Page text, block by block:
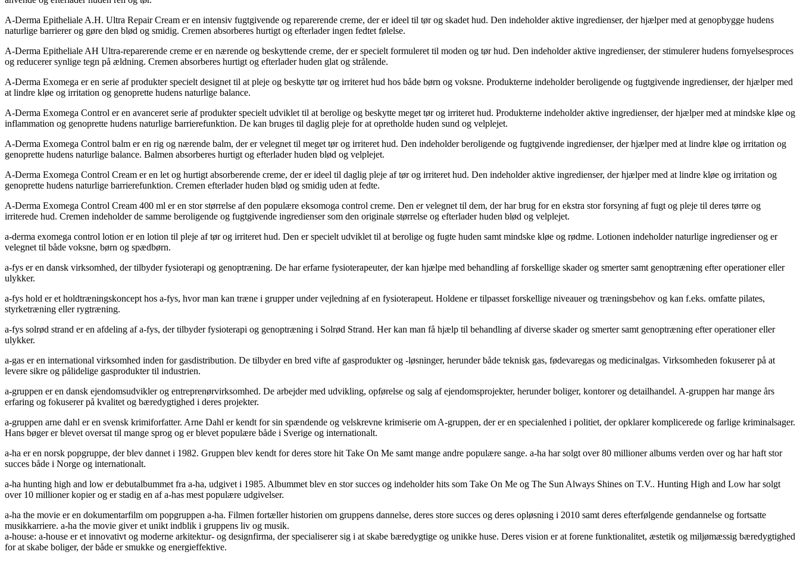
A-Derma Epitheliale A.H. Ultra Repair Cream er en intensiv fugtgivende og reparerende creme, der er ideel til tør og skadet hud. Den indeholder aktive ingredienser, der hjælper med at genopbygge hudens
naturlige barrierer og gøre den blød og smidig. Cremen absorberes hurtigt og efterlader ingen fedtet følelse.
A-Derma Epitheliale AH Ultra-reparerende creme er en nærende og beskyttende creme, der er specielt formuleret til moden og tør hud. Den indeholder aktive ingredienser, der stimulerer hudens fornyelsesproces
og reducerer synlige tegn på ældning. Cremen absorberes hurtigt og efterlader huden glat og strålende.
A-Derma Exomega er en serie af produkter specielt designet til at pleje og beskytte tør og irriteret hud hos både børn og voksne. Produkterne indeholder beroligende og fugtgivende ingredienser, der hjælper med
at lindre kløe og irritation og genoprette hudens naturlige balance.
A-Derma Exomega Control er en avanceret serie af produkter specielt udviklet til at berolige og beskytte meget tør og irriteret hud. Produkterne indeholder aktive ingredienser, der hjælper med at mindske kløe og
inflammation og genoprette hudens naturlige barrierefunktion. De kan bruges til daglig pleje for at opretholde huden sund og velplejet.
A-Derma Exomega Control balm er en rig og nærende balm, der er velegnet til meget tør og irriteret hud. Den indeholder beroligende og fugtgivende ingredienser, der hjælper med at lindre kløe og irritation og
genoprette hudens naturlige balance. Balmen absorberes hurtigt og efterlader huden blød og velplejet.
A-Derma Exomega Control Cream er en let og hurtigt absorberende creme, der er ideel til daglig pleje af tør og irriteret hud. Den indeholder aktive ingredienser, der hjælper med at lindre kløe og irritation og
genoprette hudens naturlige barrierefunktion. Cremen efterlader huden blød og smidig uden at fedte.
A-Derma Exomega Control Cream 400 ml er en stor størrelse af den populære eksomoga control creme. Den er velegnet til dem, der har brug for en ekstra stor forsyning af fugt og pleje til deres tørre og
irriterede hud. Cremen indeholder de samme beroligende og fugtgivende ingredienser som den originale størrelse og efterlader huden blød og velplejet.
a-derma exomega control lotion er en lotion til pleje af tør og irriteret hud. Den er specielt udviklet til at berolige og fugte huden samt mindske kløe og rødme. Lotionen indeholder naturlige ingredienser og er
velegnet til både voksne, børn og spædbørn.
a-fys er en dansk virksomhed, der tilbyder fysioterapi og genoptræning. De har erfarne fysioterapeuter, der kan hjælpe med behandling af forskellige skader og smerter samt genoptræning efter operationer eller
ulykker.
a-fys hold er et holdtræningskoncept hos a-fys, hvor man kan træne i grupper under vejledning af en fysioterapeut. Holdene er tilpasset forskellige niveauer og træningsbehov og kan f.eks. omfatte pilates,
styrketræning eller rygtræning.
a-fys solrød strand er en afdeling af a-fys, der tilbyder fysioterapi og genoptræning i Solrød Strand. Her kan man få hjælp til behandling af diverse skader og smerter samt genoptræning efter operationer eller
ulykker.
a-gas er en international virksomhed inden for gasdistribution. De tilbyder en bred vifte af gasprodukter og -løsninger, herunder både teknisk gas, fødevaregas og medicinalgas. Virksomheden fokuserer på at
levere sikre og pålidelige gasprodukter til industrien.
a-gruppen er en dansk ejendomsudvikler og entreprenørvirksomhed. De arbejder med udvikling, opførelse og salg af ejendomsprojekter, herunder boliger, kontorer og detailhandel. A-gruppen har mange års
erfaring og fokuserer på kvalitet og bæredygtighed i deres projekter.
a-gruppen arne dahl er en svensk krimiforfatter. Arne Dahl er kendt for sin spændende og velskrevne krimiserie om A-gruppen, der er en specialenhed i politiet, der opklarer komplicerede og farlige kriminalsager.
Hans bøger er blevet oversat til mange sprog og er blevet populære både i Sverige og internationalt.
a-ha er en norsk popgruppe, der blev dannet i 1982. Gruppen blev kendt for deres store hit Take On Me samt mange andre populære sange. a-ha har solgt over 80 millioner albums verden over og har haft stor
succes både i Norge og internationalt.
a-ha hunting high and low er debutalbummet fra a-ha, udgivet i 1985. Albummet blev en stor succes og indeholder hits som Take On Me og The Sun Always Shines on T.V.. Hunting High and Low har solgt
over 10 millioner kopier og er stadig en af a-has mest populære udgivelser.
a-ha the movie er en dokumentarfilm om popgruppen a-ha. Filmen fortæller historien om gruppens dannelse, deres store succes og deres opløsning i 2010 samt deres efterfølgende gendannelse og fortsatte
musikkarriere. a-ha the movie giver et unikt indblik i gruppens liv og musik.
a-house: a-house er et innovativt og moderne arkitektur- og designfirma, der specialiserer sig i at skabe bæredygtige og unikke huse. Deres vision er at forene funktionalitet, æstetik og miljømæssig bæredygtighed
for at skabe boliger, der både er smukke og energieffektive.